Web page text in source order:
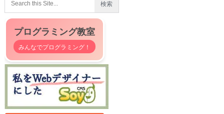
プログラミング教室
みんなでプログラミング！